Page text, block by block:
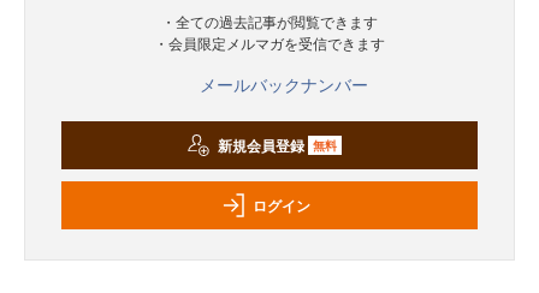
・全ての過去記事が閲覧できます
・会員限定メルマガを受信できます
メールバックナンバー
新規会員登録 無料
ログイン